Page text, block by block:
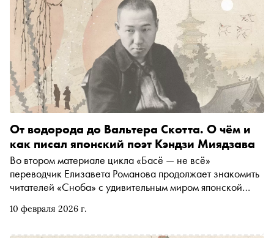
10 февраля 2026 г.
От водорода до Вальтера Скотта. О чём и
как писал японский поэт Кэндзи Миядзава
Во втором материале цикла «Басё — не всё»
переводчик Елизавета Романова продолжает знакомить
читателей «Сноба» с удивительным миром японской
текстах «мотыга» встречается с «водородом», Вальтер